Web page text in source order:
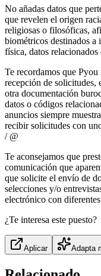
No añadas datos que
que revelen el origen
religiosas o filosóficas,
biométricos destinados a
física, datos
Te recordamos que
recepción de solicitudes,
otra documentación
datos o códigos
anuncios siempre
recibir solicitudes con
/ @
Te aconsejamos que
comunicación que
que solicite el envío de
selecciones y/o
electrónico con
¿Te interesa este puesto?
Aplicar Adapta